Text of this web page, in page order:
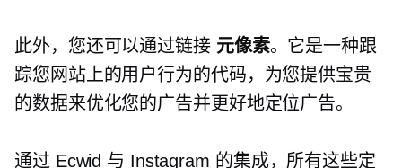
此外，您还可以通过链接 元像素。它是一种跟
踪您网站上的用户行为的代码，为您提供宝贵
的数据来优化您的广告并更好地定位广告。
通过 Ecwid 与 Instagram 的集成，所有这些定